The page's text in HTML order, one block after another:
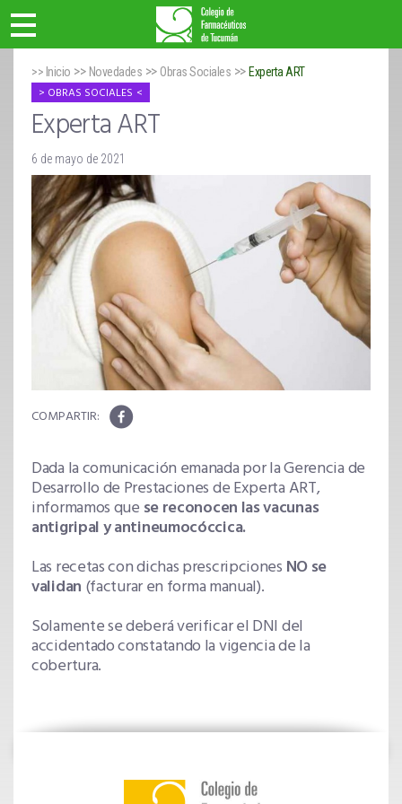
>> Inicio >> Novedades >> Obras Sociales >> Experta ART
OBRAS SOCIALES
Experta ART
6 de mayo de 2021
Dada la comunicación emanada por la Gerencia de
Desarrollo de Prestaciones de Experta ART,
informamos que se reconocen las vacunas
antigripal y antineumocóccica.
Las recetas con dichas prescripciones NO se
validan (facturar en forma manual).
Solamente se deberá verificar el DNI del
accidentado constatando la vigencia de la
cobertura.